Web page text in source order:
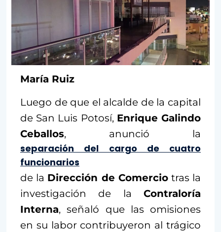
María Ruiz
Luego de que el alcalde de la capital
de San Luis Potosí, Enrique Galindo
Ceballos, anunció la
separación del cargo de cuatro
funcionarios
de la Dirección de Comerciotras la
investigación de la Contraloría
Interna, señaló que las omisiones
en su labor contribuyeron al trágico